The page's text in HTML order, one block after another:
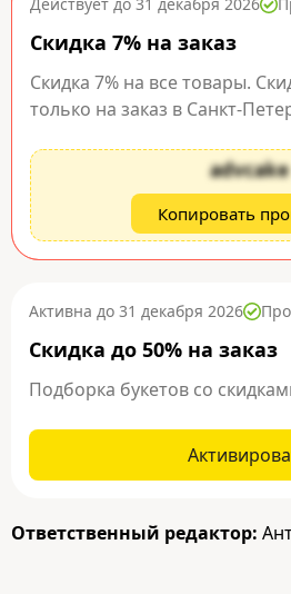
Скидка 7% на заказ
Скидка 7% на все товары.
только на заказ в Санкт-
advcake
Копировать
Активна до 31 декабря 2026
Скидка до 50% на заказ
Подборка букетов со
Ответственный редактор: